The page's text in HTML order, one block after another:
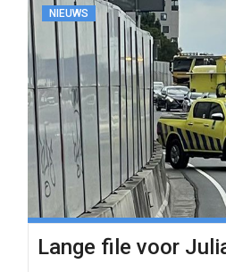
NIEUWS
Lange file voor